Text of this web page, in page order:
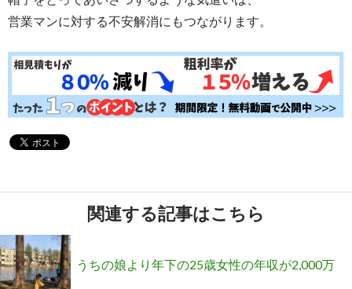
営業マンに対する不安解消にもつながります。
関連する記事はこちら
うちの娘より年下の25歳女性の年収が2,000万